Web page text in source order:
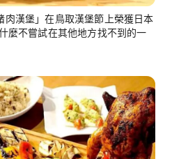
漢堡」在鳥取漢堡節上榮獲日本
麼不嘗試在其他地方找不到的一